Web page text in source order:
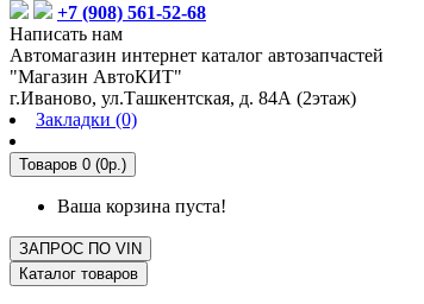
+7 (908) 561-52-68
Написать нам
Автомагазин интернет каталог автозапчастей
"Магазин АвтоКИТ"
г.Иваново, ул.Ташкентская, д. 84А (2этаж)
Закладки (0)
Товаров 0 (0р.)
Ваша корзина пуста!
ЗАПРОС ПО VIN
Каталог товаров